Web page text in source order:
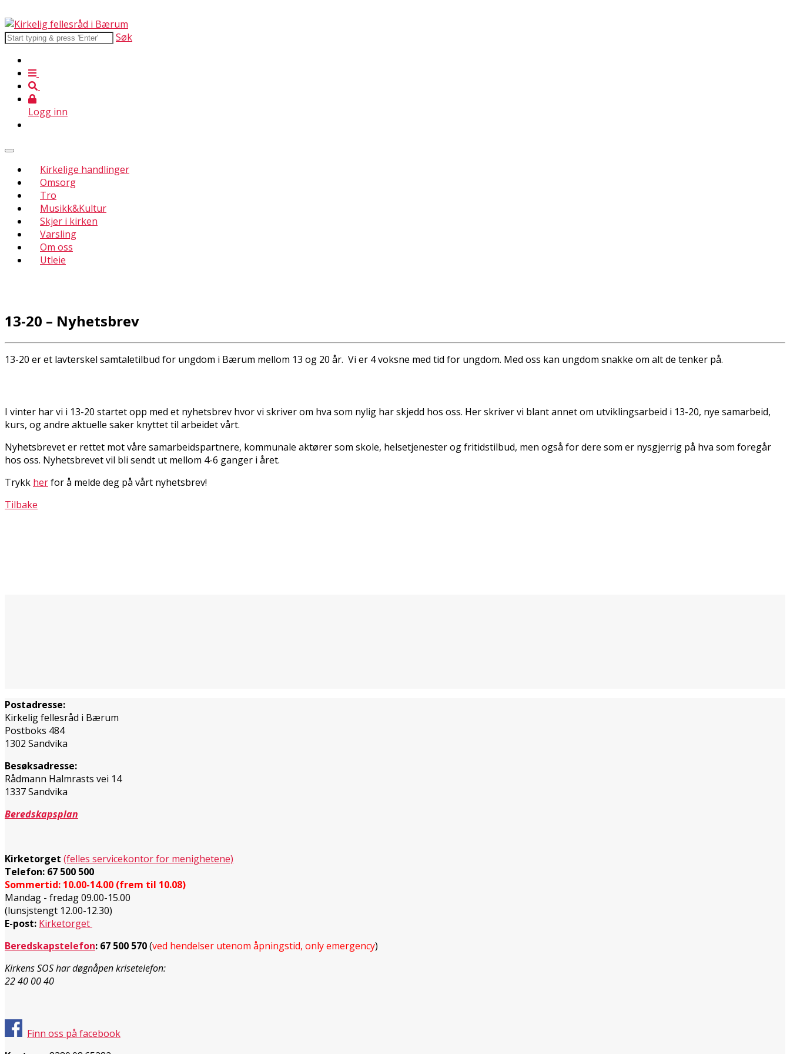
Søk
Logg inn
Kirkelige handlinger
Omsorg
Tro
Musikk&Kultur
Skjer i kirken
Varsling
Om oss
Utleie
13-20 – Nyhetsbrev
13-20 er et lavterskel samtaletilbud for ungdom i Bærum mellom 13 og 20 år. Vi er 4 voksne med tid for ungdom. Med oss kan ungdom snakke om alt de tenker på.
I vinter har vi i 13-20 startet opp med et nyhetsbrev hvor vi skriver om hva som nylig har skjedd hos oss. Her skriver vi blant annet om utviklingsarbeid i 13-20, nye samarbeid,
kurs, og andre aktuelle saker knyttet til arbeidet vårt.
Nyhetsbrevet er rettet mot våre samarbeidspartnere, kommunale aktører som skole, helsetjenester og fritidstilbud, men også for dere som er nysgjerrig på hva som foregår
hos oss. Nyhetsbrevet vil bli sendt ut mellom 4-6 ganger i året.
Trykk herfor å melde deg på vårt nyhetsbrev!
Tilbake
Postadresse:
Kirkelig fellesråd i Bærum
Postboks 484
1302 Sandvika
Besøksadresse:
Rådmann Halmrasts vei 14
1337 Sandvika
Beredskapsplan
Kirketorget (felles servicekontor for menighetene)
Telefon: 67 500 500
Sommertid: 10.00-14.00 (frem til 10.08)
Mandag - fredag 09.00-15.00
(lunsjstengt 12.00-12.30)
E-post: Kirketorget
Beredskapstelefon: 67 500 570(ved hendelser utenom åpningstid, only emergency)
Kirkens SOS har døgnåpen krisetelefon:
22 40 00 40
Finn oss på facebook